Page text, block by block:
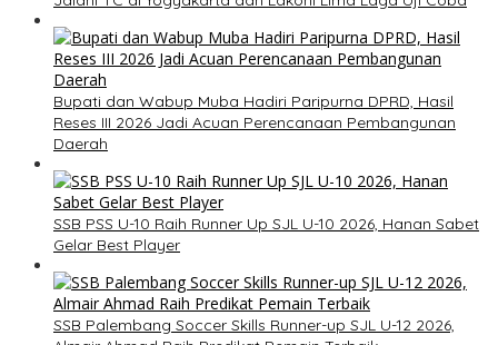
Bupati dan Wabup Muba Hadiri Paripurna DPRD, Hasil
Reses III 2026 Jadi Acuan Perencanaan Pembangunan
Daerah
SSB PSS U-10 Raih Runner Up SJL U-10 2026, Hanan Sabet
Gelar Best Player
SSB Palembang Soccer Skills Runner-up SJL U-12 2026,